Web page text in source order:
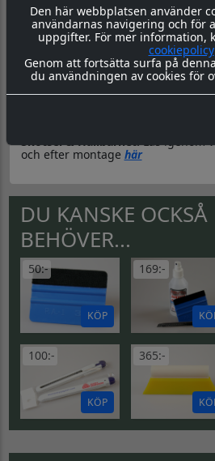
Den här webbplatsen använder
användarnas navigering och för
uppgifter. För mer information,
cookiepolicy
Genom att fortsätta surfa på
du användningen av cookies för
Material & Tillverkning:
Dessa
genomfärgad kvalitetsfolie, som
ytor.
Dekalen levereras redo
appliceringstape över som håller
underlättar monteringen.
montering, och kvar sitter då
Skötsel & Hållbarhet:Läs igenom
och efter montage här
DU KANSKE OCKSÅ
BEHÖVER...
50:-
KÖP
169:-
100:-
KÖP
365:-